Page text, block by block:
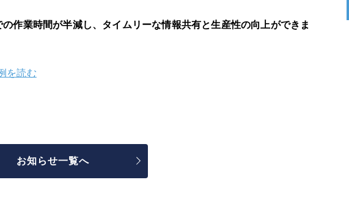
作業時間が半減し、タイムリーな情報共有と生産性の向上ができま
を読む
お知らせ一覧へ